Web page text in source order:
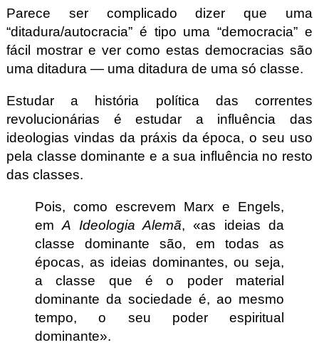
Parece ser complicado dizer que uma
“ditadura/autocracia” é tipo uma “democracia” e
fácil mostrar e ver como estas democracias são
uma ditadura — uma ditadura de uma só classe.
Estudar a história política das correntes
revolucionárias é estudar a influência das
ideologias vindas da práxis da época, o seu uso
pela classe dominante e a sua influência no resto
das classes.
Pois, como escrevem Marx e Engels,
emA Ideologia Alemã, as ideias da
classe dominante são, em todas as
épocas, as ideias dominantes, ou seja,
a classe que é o poder material
dominante da sociedade é, ao mesmo
tempo, o seu poder espiritual
dominante
.